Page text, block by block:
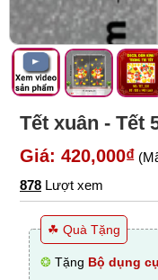
Tết xuân - Tết
Giá: 420,000₫
878 Lượt xem
☘ Quà Tặng
❂ Tặng Bộ dụng